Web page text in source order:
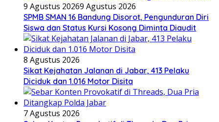
9 Agustus 20269 Agustus 2026
SPMB SMAN 16 Bandung Disorot, Pengunduran Diri
Siswa dan Status Kursi Kosong Diminta Diaudit
8 Agustus 2026
Sikat Kejahatan Jalanan di Jabar, 413 Pelaku
Diciduk dan 1.016 Motor Disita
7 Agustus 2026